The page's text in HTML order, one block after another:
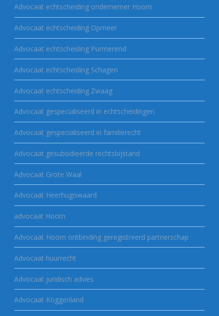
Advocaat echtscheiding ondernemer Hoorn
Advocaat echtscheiding Opmeer
Advocaat echtscheiding Purmerend
Advocaat echtscheiding Schagen
Advocaat echtscheiding Zwaag
Advocaat gespecialiseerd in echtscheidingen
Advocaat gespecialiseerd in familierecht
Advocaat gesubsidieerde rechtsbijstand
Advocaat Grote Waal
Advocaat Heerhugowaard
advocaat Hoorn
Advocaat Hoorn ontbinding geregistreerd partnerschap
Advocaat huurrecht
Advocaat juridisch advies
Advocaat Koggenland